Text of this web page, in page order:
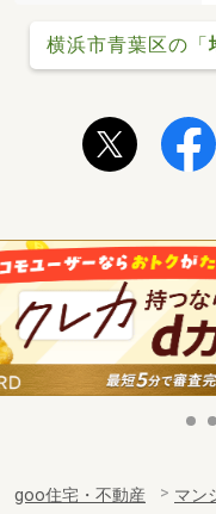
横浜市青葉区の「
goo住宅・不動産 マン